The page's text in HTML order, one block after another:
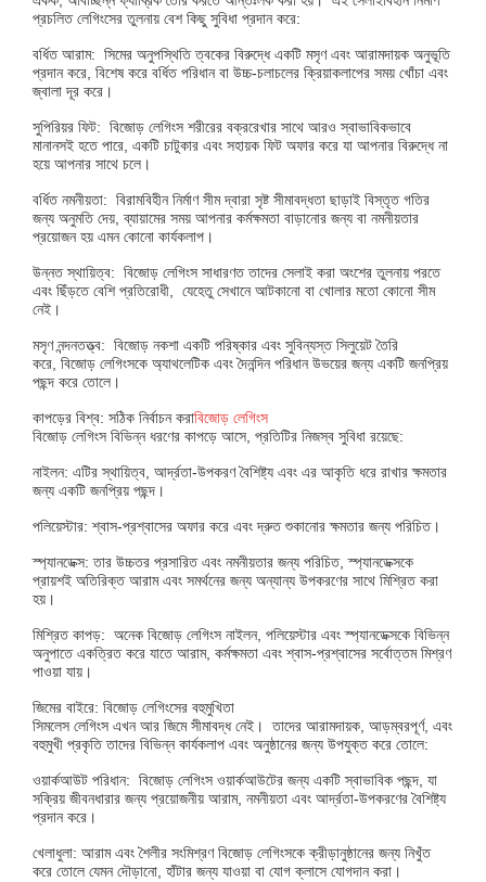
প্রচলিত লেগিংসের তুলনায় বেশ কিছু সুবিধা প্রদান করে:
বর্ধিত আরাম: সিমের অনুপস্থিতি ত্বকের বিরুদ্ধে একটি মসৃণ এবং আরামদায়ক অনুভূতি
প্রদান করে, বিশেষ করে বর্ধিত পরিধান বা উচ্চ-চলাচলের ক্রিয়াকলাপের সময় খোঁচা এবং
জ্বালা দূর করে।
সুপিরিয়র ফিট: বিজোড় লেগিংস শরীরের বক্ররেখার সাথে আরও স্বাভাবিকভাবে
মানানসই হতে পারে, একটি চাটুকার এবং সহায়ক ফিট অফার করে যা আপনার বিরুদ্ধে না
হয়ে আপনার সাথে চলে।
বর্ধিত নমনীয়তা: বিরামবিহীন নির্মাণ সীম দ্বারা সৃষ্ট সীমাবদ্ধতা ছাড়াই বিস্তৃত গতির
জন্য অনুমতি দেয়, ব্যায়ামের সময় আপনার কর্মক্ষমতা বাড়ানোর জন্য বা নমনীয়তার
প্রয়োজন হয় এমন কোনো কার্যকলাপ।
উন্নত স্থায়িত্ব: বিজোড় লেগিংস সাধারণত তাদের সেলাই করা অংশের তুলনায় পরতে
এবং ছিঁড়তে বেশি প্রতিরোধী, যেহেতু সেখানে আটকানো বা খোলার মতো কোনো সীম
নেই।
মসৃণ নন্দনতত্ত্ব: বিজোড় নকশা একটি পরিষ্কার এবং সুবিন্যস্ত সিলুয়েট তৈরি
করে, বিজোড় লেগিংসকে অ্যাথলেটিক এবং দৈনন্দিন পরিধান উভয়ের জন্য একটি জনপ্রিয়
পছন্দ করে তোলে।
কাপড়ের বিশ্ব: সঠিক নির্বাচন করাবিজোড় লেগিংস
বিজোড় লেগিংস বিভিন্ন ধরণের কাপড়ে আসে, প্রতিটির নিজস্ব সুবিধা রয়েছে:
নাইলন: এটির স্থায়িত্ব, আর্দ্রতা-উপকরণ বৈশিষ্ট্য এবং এর আকৃতি ধরে রাখার ক্ষমতার
জন্য একটি জনপ্রিয় পছন্দ।
পলিয়েস্টার: শ্বাস-প্রশ্বাসের অফার করে এবং দ্রুত শুকানোর ক্ষমতার জন্য পরিচিত।
স্প্যানডেক্স: তার উচ্চতর প্রসারিত এবং নমনীয়তার জন্য পরিচিত, স্প্যানডেক্সকে
প্রায়শই অতিরিক্ত আরাম এবং সমর্থনের জন্য অন্যান্য উপকরণের সাথে মিশ্রিত করা
হয়।
মিশ্রিত কাপড়: অনেক বিজোড় লেগিংস নাইলন, পলিয়েস্টার এবং স্প্যানডেক্সকে বিভিন্ন
অনুপাতে একত্রিত করে যাতে আরাম, কর্মক্ষমতা এবং শ্বাস-প্রশ্বাসের সর্বোত্তম মিশ্রণ
পাওয়া যায়।
জিমের বাইরে: বিজোড় লেগিংসের বহুমুখিতা
সিমলেস লেগিংস এখন আর জিমে সীমাবদ্ধ নেই। তাদের আরামদায়ক, আড়ম্বরপূর্ণ, এবং
বহুমুখী প্রকৃতি তাদের বিভিন্ন কার্যকলাপ এবং অনুষ্ঠানের জন্য উপযুক্ত করে তোলে:
ওয়ার্কআউট পরিধান: বিজোড় লেগিংস ওয়ার্কআউটের জন্য একটি স্বাভাবিক পছন্দ, যা
সক্রিয় জীবনধারার জন্য প্রয়োজনীয় আরাম, নমনীয়তা এবং আর্দ্রতা-উপকরণের বৈশিষ্ট্য
প্রদান করে।
খেলাধুলা: আরাম এবং শৈলীর সংমিশ্রণ বিজোড় লেগিংসকে ক্রীড়ানুষ্ঠানের জন্য নিখুঁত
করে তোলে যেমন দৌড়ানো, হাঁটার জন্য যাওয়া বা যোগ ক্লাসে যোগদান করা।